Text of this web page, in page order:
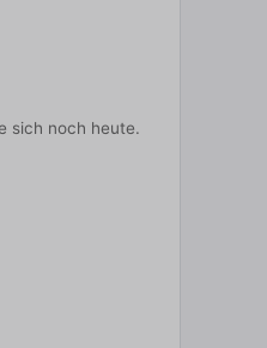
sich noch heute.